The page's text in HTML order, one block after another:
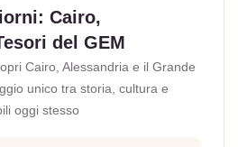
Cairo,
del GEM
Cairo, Alessandria e il Grande
unico tra storia, cultura e
oggi stesso